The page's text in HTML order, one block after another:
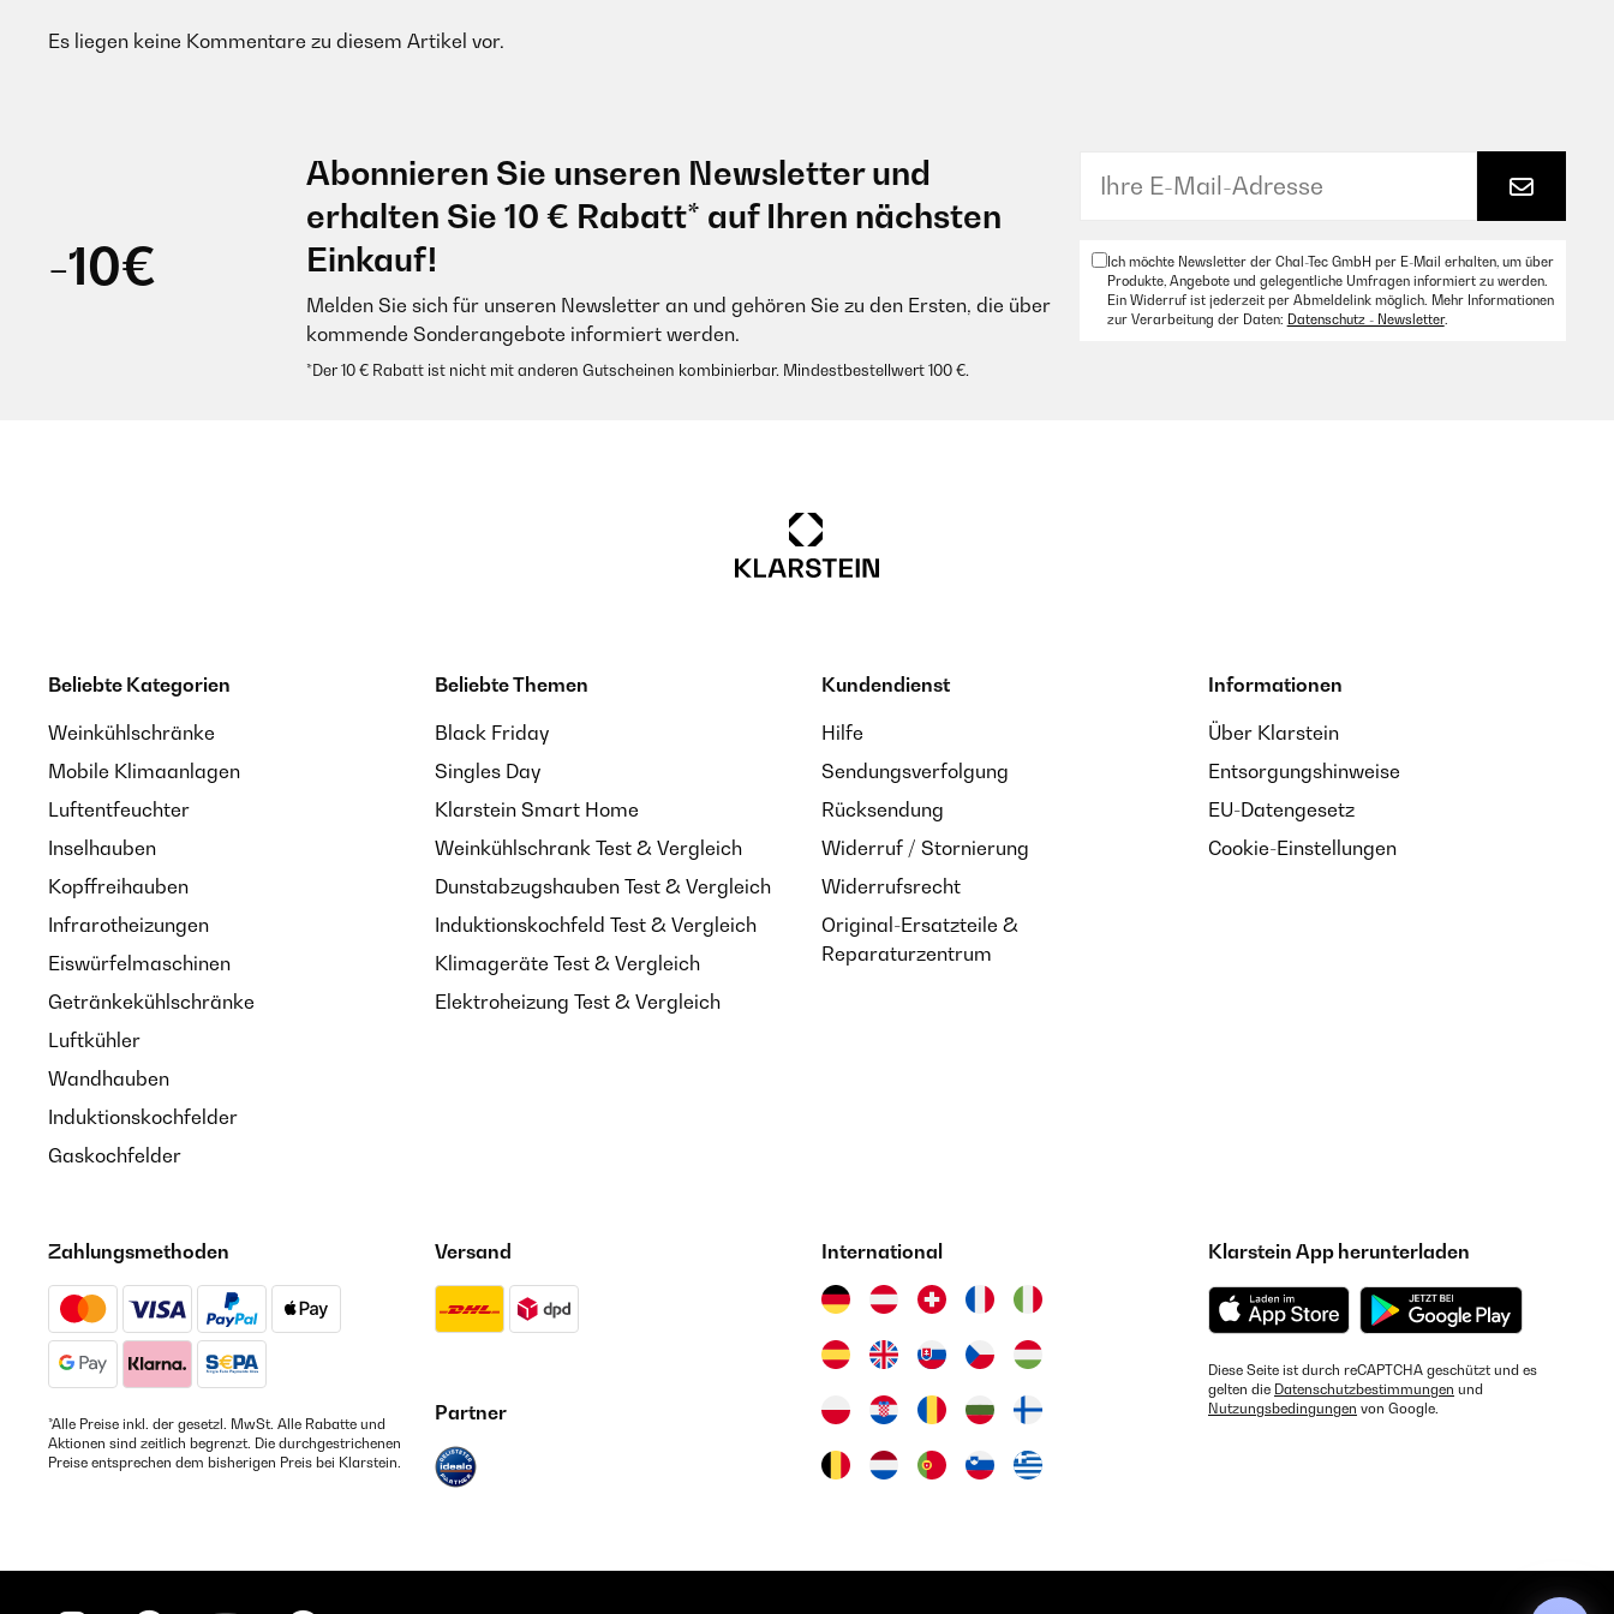
Es liegen keine Kommentare zu diesem Artikel vor.
-10€
Abonnieren Sie unseren Newsletter und
erhalten Sie 10 € Rabatt* auf Ihren nächsten
Einkauf!
Melden Sie sich für unseren Newsletter an und gehören Sie zu den Ersten, die über
kommende Sonderangebote informiert werden.
*Der 10 € Rabatt ist nicht mit anderen Gutscheinen kombinierbar. Mindestbestellwert 100 €.
Ich möchte Newsletter der Chal-Tec GmbH per E-Mail erhalten, um über
Produkte, Angebote und gelegentliche Umfragen informiert zu werden.
Ein Widerruf ist jederzeit per Abmeldelink möglich. Mehr Informationen
zur Verarbeitung der Daten: Datenschutz - Newsletter.
Beliebte Kategorien
Weinkühlschränke
Mobile Klimaanlagen
Luftentfeuchter
Inselhauben
Kopffreihauben
Infrarotheizungen
Eiswürfelmaschinen
Getränkekühlschränke
Luftkühler
Wandhauben
Induktionskochfelder
Gaskochfelder
Beliebte Themen
Black Friday
Singles Day
Klarstein Smart Home
Weinkühlschrank Test & Vergleich
Dunstabzugshauben Test & Vergleich
Induktionskochfeld Test & Vergleich
Klimageräte Test & Vergleich
Elektroheizung Test & Vergleich
Kundendienst
Hilfe
Sendungsverfolgung
Rücksendung
Widerruf / Stornierung
Widerrufsrecht
Original-Ersatzteile &
Reparaturzentrum
Informationen
Über Klarstein
Entsorgungshinweise
EU-Datengesetz
Cookie-Einstellungen
Zahlungsmethoden
*Alle Preise inkl. der gesetzl. MwSt. Alle Rabatte und
Aktionen sind zeitlich begrenzt. Die durchgestrichenen
Preise entsprechen dem bisherigen Preis bei Klarstein.
Versand
Partner
International Klarstein App herunterladen
Diese Seite ist durch reCAPTCHA geschützt und es
gelten die Datenschutzbestimmungen und
Nutzungsbedingungen von Google.